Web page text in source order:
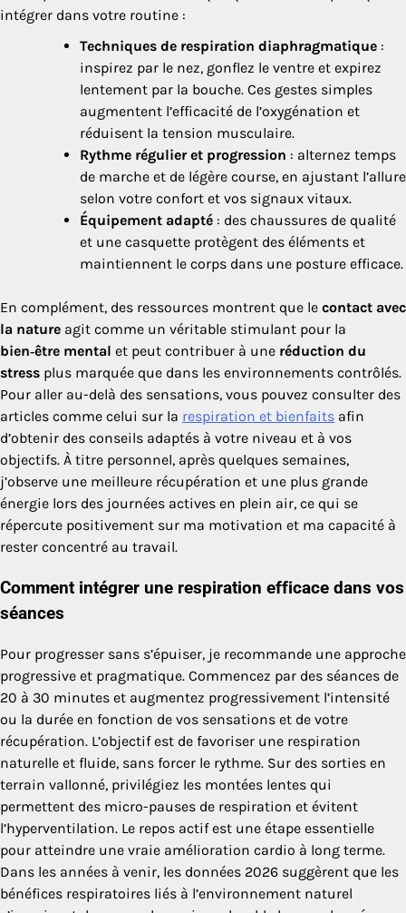
intégrer dans votre routine :
Techniques de respiration diaphragmatique :
inspirez par le nez, gonflez le ventre et expirez
lentement par la bouche. Ces gestes simples
augmentent l’efficacité de l’oxygénation et
réduisent la tension musculaire.
Rythme régulier et progression : alternez temps
de marche et de légère course, en ajustant l’allure
selon votre confort et vos signaux vitaux.
Équipement adapté : des chaussures de qualité
et une casquette protègent des éléments et
maintiennent le corps dans une posture efficace.
En complément, des ressources montrent que le contact avec
la nature agit comme un véritable stimulant pour la
bien‑être mental et peut contribuer à une réduction du
stress plus marquée que dans les environnements contrôlés.
Pour aller au-delà des sensations, vous pouvez consulter des
articles comme celui sur la respiration et bienfaits afin
d’obtenir des conseils adaptés à votre niveau et à vos
objectifs. À titre personnel, après quelques semaines,
j’observe une meilleure récupération et une plus grande
énergie lors des journées actives en plein air, ce qui se
répercute positivement sur ma motivation et ma capacité à
rester concentré au travail.
Comment intégrer une respiration efficace dans vos
séances
Pour progresser sans s’épuiser, je recommande une approche
progressive et pragmatique. Commencez par des séances de
20 à 30 minutes et augmentez progressivement l’intensité
ou la durée en fonction de vos sensations et de votre
récupération. L’objectif est de favoriser une respiration
naturelle et fluide, sans forcer le rythme. Sur des sorties en
terrain vallonné, privilégiez les montées lentes qui
permettent des micro-pauses de respiration et évitent
l’hyperventilation. Le repos actif est une étape essentielle
pour atteindre une vraie amélioration cardio à long terme.
Dans les années à venir, les données 2026 suggèrent que les
bénéfices respiratoires liés à l’environnement naturel